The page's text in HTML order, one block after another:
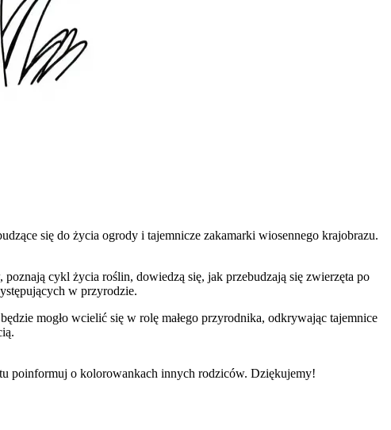
się do życia ogrody i tajemnicze zakamarki wiosennego krajobrazu.
cykl życia roślin, dowiedzą się, jak przebudzają się zwierzęta po
w przyrodzie.
mogło wcielić się w rolę małego przyrodnika, odkrywając tajemnice
poinformuj o kolorowankach innych rodziców. Dziękujemy!